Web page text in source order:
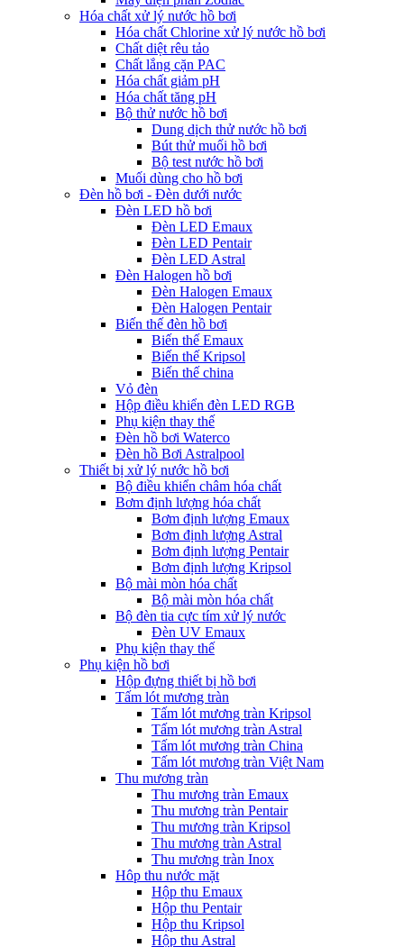
Hóa chất xử lý nước hồ bơi
Hóa chất Chlorine xử lý nước hồ bơi
Chất diệt rêu tảo
Chất lắng cặn PAC
Hóa chất giảm pH
Hóa chất tăng pH
Bộ thử nước hồ bơi
Dung dịch thử nước hồ bơi
Bút thử muối hồ bơi
Bộ test nước hồ bơi
Muối dùng cho hồ bơi
Đèn hồ bơi - Đèn dưới nước
Đèn LED hồ bơi
Đèn LED Emaux
Đèn LED Pentair
Đèn LED Astral
Đèn Halogen hồ bơi
Đèn Halogen Emaux
Đèn Halogen Pentair
Biến thế đèn hồ bơi
Biến thế Emaux
Biến thế Kripsol
Biến thế china
Vỏ đèn
Hộp điều khiển đèn LED RGB
Phụ kiện thay thế
Đèn hồ bơi Waterco
Đèn hồ Bơi Astralpool
Thiết bị xử lý nước hồ bơi
Bộ điều khiển châm hóa chất
Bơm định lượng hóa chất
Bơm định lượng Emaux
Bơm định lượng Astral
Bơm định lượng Pentair
Bơm định lượng Kripsol
Bộ mài mòn hóa chất
Bộ mài mòn hóa chất
Bộ đèn tia cực tím xử lý nước
Đèn UV Emaux
Phụ kiện thay thế
Phụ kiện hồ bơi
Hộp đựng thiết bị hồ bơi
Tấm lót mương tràn
Tấm lót mương tràn Kripsol
Tấm lót mương tràn Astral
Tấm lót mương tràn China
Tấm lót mương tràn Việt Nam
Thu mương tràn
Thu mương tràn Emaux
Thu mương tràn Pentair
Thu mương tràn Kripsol
Thu mương tràn Astral
Thu mương tràn Inox
Hôp thu nước mặt
Hộp thu Emaux
Hộp thu Pentair
Hộp thu Kripsol
Hộp thu Astral